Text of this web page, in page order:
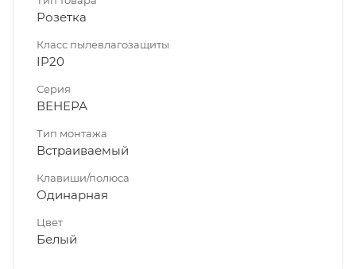
Розетка
Класс пылевлагозащиты
IP20
Серия
ВЕНЕРА
Тип монтажа
Встраиваемый
Клавиши/полюса
Одинарная
Цвет
Белый